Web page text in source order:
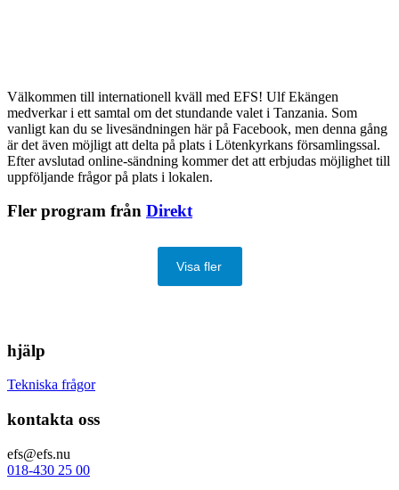
Välkommen till internationell kväll med EFS! Ulf Ekängen
medverkar i ett samtal om det stundande valet i Tanzania. Som
vanligt kan du se livesändningen här på Facebook, men denna gång
är det även möjligt att delta på plats i Lötenkyrkans församlingssal.
Efter avslutad online-sändning kommer det att erbjudas möjlighet till
uppföljande frågor på plats i lokalen.
Fler program från Direkt
Visa fler
hjälp
Tekniska frågor
kontakta oss
efs@efs.nu
018-430 25 00